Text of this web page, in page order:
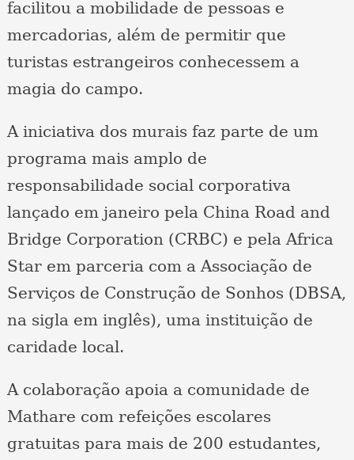
facilitou a mobilidade de pessoas e
mercadorias, além de permitir que
turistas estrangeiros conhecessem a
magia do campo.
A iniciativa dos murais faz parte de um
programa mais amplo de
responsabilidade social corporativa
lançado em janeiro pela China Road and
Bridge Corporation (CRBC) e pela Africa
Star em parceria com a Associação de
Serviços de Construção de Sonhos (DBSA,
na sigla em inglês), uma instituição de
caridade local.
A colaboração apoia a comunidade de
Mathare com refeições escolares
gratuitas para mais de 200 estudantes,